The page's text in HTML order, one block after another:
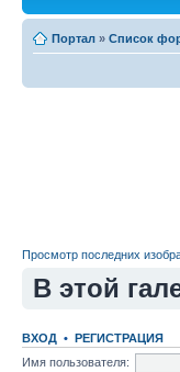
Портал » Список
Просмотр последних
В этой
ВХОД • РЕГИСТРАЦИЯ
Имя пользователя: